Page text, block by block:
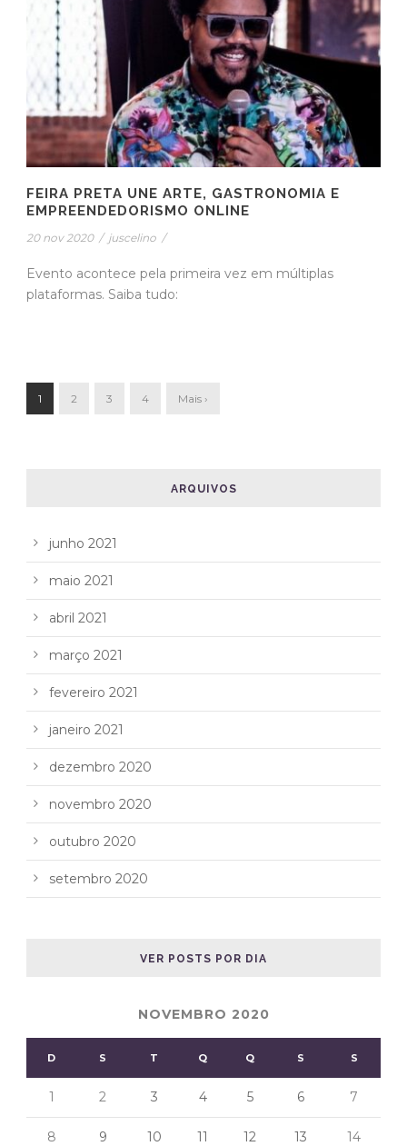
FEIRA PRETA UNE ARTE, GASTRONOMIA E
EMPREENDEDORISMO ONLINE
20 nov 2020 / juscelino /
Evento acontece pela primeira vez em múltiplas
plataformas. Saiba tudo:
1 2 3 4 Mais ›
ARQUIVOS
junho 2021
maio 2021
abril 2021
março 2021
fevereiro 2021
janeiro 2021
dezembro 2020
novembro 2020
outubro 2020
setembro 2020
VER POSTS POR DIA
NOVEMBRO 2020
D S T Q Q S S
1 2 3 4 5 6 7
8 9 10 11 12 13 14